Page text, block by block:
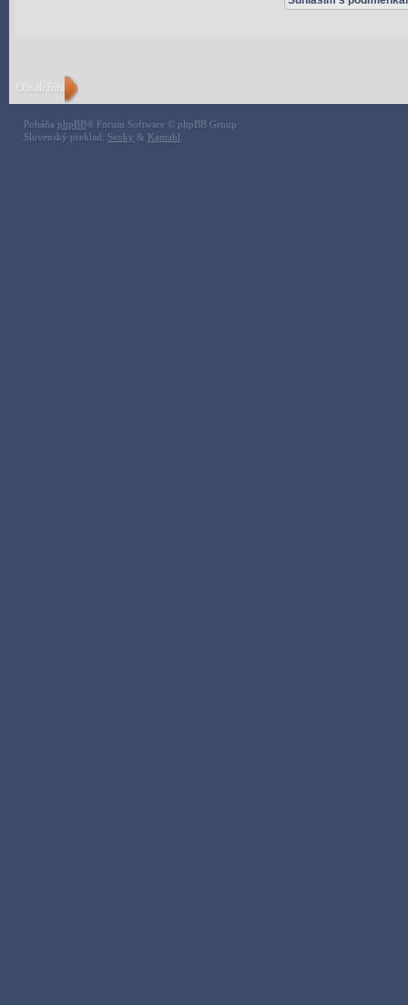
Obsah fóra
Poháňa phpBB® Forum Software © phpBB Group
Slovenský preklad: Senky & Kamahl